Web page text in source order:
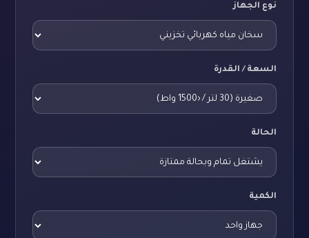
نوع الجهاز
السعة / القدرة
الحالة
الكمية